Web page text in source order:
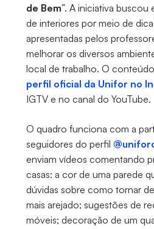
de Bem”. A iniciativa buscou
de interiores por meio de
apresentadas pelos
melhorar os diversos
local de trabalho. O
perfil oficial da Unifor no
IGTV e no canal do YouTube.
O quadro funciona com a
seguidores do perfil
enviam vídeos comentando
casas: a cor de uma parede
dúvidas sobre como tornar
mais arejado; sugestões de
móveis; decoração de um